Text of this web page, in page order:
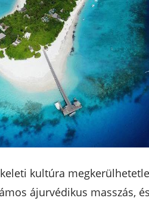
kultúra
ájurvédikus masszás,